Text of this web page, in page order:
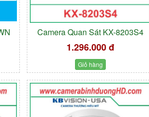
Camera Quan Sát KX-8203S4
1.296.000 đ
Giỏ hàng